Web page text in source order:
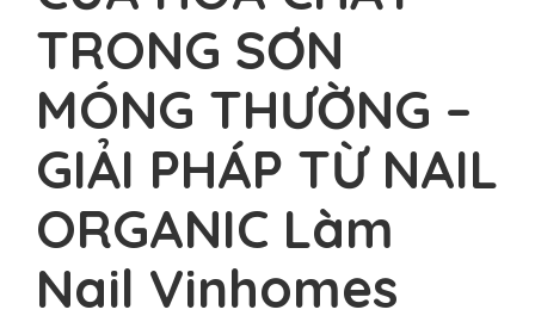
TRONG SƠN
MÓNG THƯỜNG –
GIẢI PHÁP TỪ NAIL
ORGANIC Làm
Nail Vinhomes